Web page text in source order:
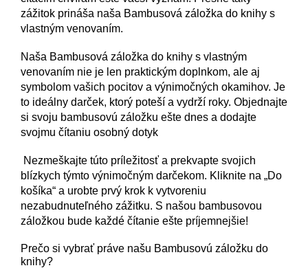
zážitok prináša naša Bambusová záložka do knihy s
vlastným venovaním.
Naša Bambusová záložka do knihy s vlastným
venovaním nie je len praktickým doplnkom, ale aj
symbolom vašich pocitov a výnimočných okamihov. Je
to ideálny darček, ktorý poteší a vydrží roky. Objednajte
si svoju bambusovú záložku ešte dnes a dodajte
svojmu čítaniu osobný dotyk
Nezmeškajte túto príležitosť a prekvapte svojich
blízkych týmto výnimočným darčekom. Kliknite na „Do
košíka“ a urobte prvý krok k vytvoreniu
nezabudnuteľného zážitku. S našou bambusovou
záložkou bude každé čítanie ešte príjemnejšie!
Prečo si vybrať práve našu Bambusovú záložku do
knihy?